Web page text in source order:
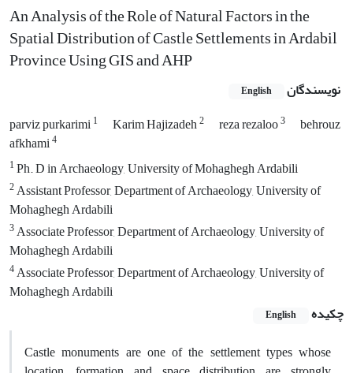
An Analysis of the Role of Natural Factors in the
Spatial Distribution of Castle Settlements in Ardabil
Province Using GIS and AHP
نویسندگان English
parviz purkarimi1 Karim Hajizadeh2 reza rezaloo3
behrouz
afkhami4
1Ph. D in Archaeology, University of Mohaghegh Ardabili
2Assistant Professor, Department of Archaeology, University of
Mohaghegh Ardabili
3Associate Professor, Department of Archaeology, University of
Mohaghegh Ardabili
4Associate Professor, Department of Archaeology, University of
Mohaghegh Ardabili
چکیده
English
Castle monuments are one of the settlement types whose